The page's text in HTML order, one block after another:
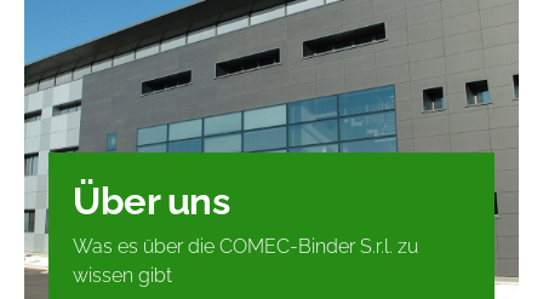
Über uns
Was es über die COMEC-Binder S.r.l. zu
wissen gibt